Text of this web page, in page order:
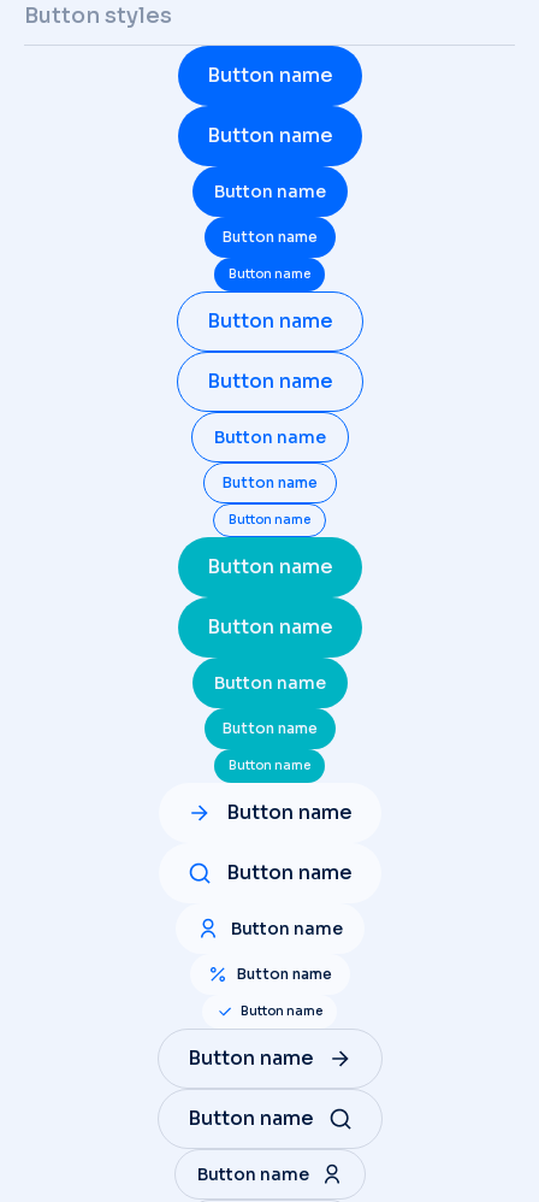
Button styles
Button name
Button name
Button name
Button name
Button name
Button name
Button name
Button name
Button name
Button name
Button name
Button name
Button name
Button name
Button name
Button name
Button name
Button name
Button name
Button name
Button name
Button name
Button name